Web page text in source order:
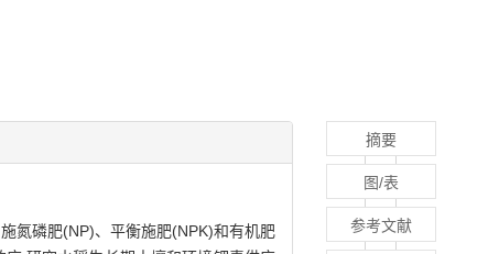
氮磷肥(NP)、平衡施肥(NPK)和有机肥
摘要
图/表
参考文献